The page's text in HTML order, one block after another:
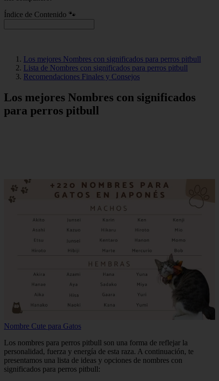
Índice de Contenido 🐾
Los mejores Nombres con significados para perros pitbull
Lista de Nombres con significados para perros pitbull
Recomendaciones Finales y Consejos
Los mejores Nombres con significados
para perros pitbull
Nombre Cute para Gatos
Los nombres para perros pitbull son una forma de reflejar la
personalidad, fuerza y energía de esta raza. A continuación, te
presentamos una lista de ideas y opciones de nombres con
significados para perros pitbull: